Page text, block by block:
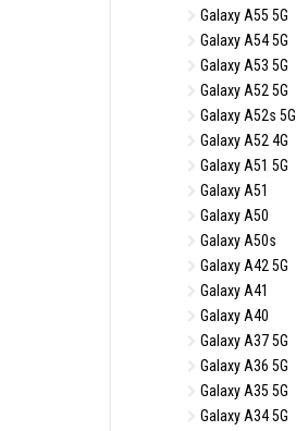
Galaxy A55 5G
Galaxy A54 5G
Galaxy A53 5G
Galaxy A52 5G
Galaxy A52s 5G
Galaxy A52 4G
Galaxy A51 5G
Galaxy A51
Galaxy A50
Galaxy A50s
Galaxy A42 5G
Galaxy A41
Galaxy A40
Galaxy A37 5G
Galaxy A36 5G
Galaxy A35 5G
Galaxy A34 5G